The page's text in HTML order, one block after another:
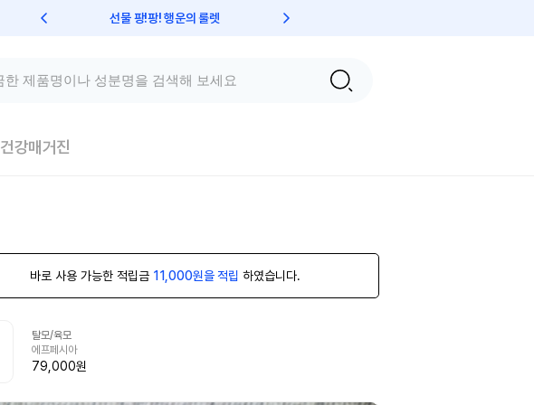
선물 팡!팡! 행운의 룰렛
건강매거진
바로 사용 가능한 적립금 11,000원을 적립 하였습니다.
탈모/육모
에프페시아
79,000원